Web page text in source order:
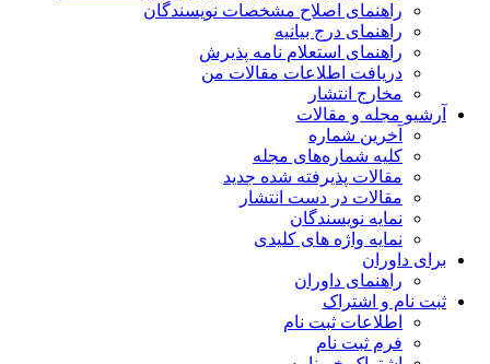
راهنمای اصلاح مشخصات نویسندگان
راهنمای درج بیانیه
راهنمای استعلام نامه پذیرش
دریافت اطلاعات مقالات من
مخارج انتشار
آرشیو مجله و مقالات
آخرین شماره
کلیه شماره‌های مجله
مقالات پذیرفته شده جدید
مقالات در دست انتشار
نمایه نویسندگان
نمایه واژه های کلیدی
برای داوران
راهنمای داوران
ثبت نام و اشتراک
اطلاعات ثبت نام
فرم ثبت نام